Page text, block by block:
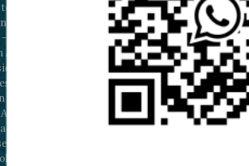
ore 11:30 - Lucca, Scuola
Aldo Mei - Viale Castruccio
Inaugurazione murales in
Aldo Mei curato dal Liceo
“Passaglia”
ore 18 - Fiano
parrocchiale - Messa in
Aldo Mei celebrata da mons.
di Lucca
ore 20.30 -
San Michele al Cippo di don
della Memoria in alcuni
della città. Ritrovo alle ore